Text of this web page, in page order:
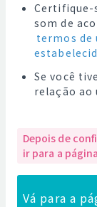
Certifique-
som de
termos de
Se você
relação ao
Depois de
ir para a
Vá para a